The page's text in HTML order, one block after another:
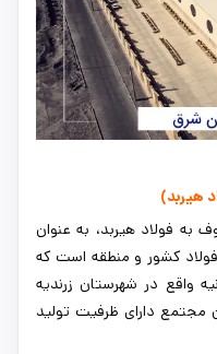
هیربد)
به فولاد هیربد، به عنوان
کشور و منطقه است که
واقع در شهرستان زرندیه
مجتمع دارای ظرفیت تولید